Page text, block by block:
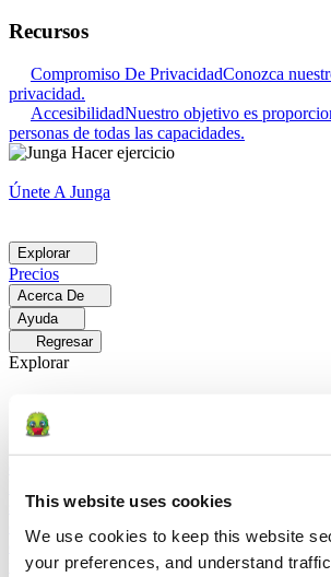
This website uses cookies
We use cookies to keep this website
your preferences, and understand
Recursos
Compromiso De PrivacidadConozca
privacidad.
AccesibilidadNuestro objetivo es
personas de todas las capacidades.
Únete A Junga
Explorar
Precios
Acerca De
Ayuda
Regresar
Explorar
socioemocional (SEL) gracias a Junga.
cómo Junga ayuda a los terapeutas a fomentar
el hogar.
Para Grupos SocialesDescubre
fomentan la participación comunitaria con